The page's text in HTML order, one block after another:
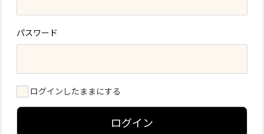
パスワード
ログインしたままにする
ログイン